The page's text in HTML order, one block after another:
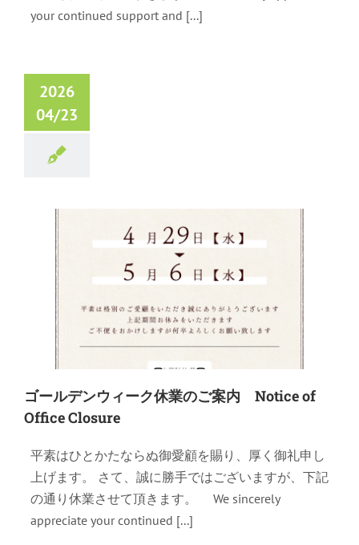
your continued support and [...]
2026
04/23
ゴールデンウィーク休業のご案内 Notice of
Office Closure
平素はひとかたならぬ御愛顧を賜り、厚く御礼申し
上げます。 さて、誠に勝手ではございますが、下記
の通り休業させて頂きます。 We sincerely
appreciate your continued [...]